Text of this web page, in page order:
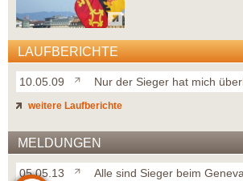
LAUFBERICHTE
10.05.09 Nur der Sieger hat mich
weitere Laufberichte
MELDUNGEN
05.05.13 Alle sind Sieger beim